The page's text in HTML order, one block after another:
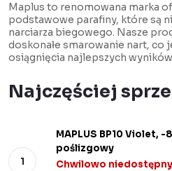
Maplus to renomowana marka
podstawowe parafiny, które są
narciarza biegowego. Nasze
doskonałe smarowanie nart, co
osiągnięcia najlepszych
Najczęściej
MAPLUS BP10 Violet,
poślizgowy
Chwilowo niedostępny